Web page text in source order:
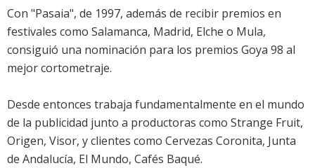
Con "Pasaia", de 1997, además de recibir premios en
festivales como Salamanca, Madrid, Elche o Mula,
consiguió una nominación para los premios Goya 98 al
mejor cortometraje.
Desde entonces trabaja fundamentalmente en el mundo
de la publicidad junto a productoras como Strange Fruit,
Origen, Visor, y clientes como Cervezas Coronita, Junta
de Andalucía, El Mundo, Cafés Baqué.